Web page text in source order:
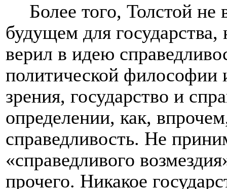
Более того, Толстой не
будущем для
верил в идею
политической философии
зрения, государство и
определении, как,
справедливость. Не
«справедливого
прочего. Никакое